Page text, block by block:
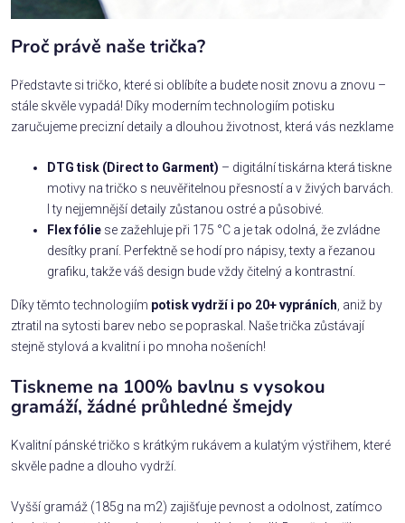
Proč právě naše trička?
Představte si tričko, které si oblíbíte a budete nosit znovu a znovu –
stále skvěle vypadá! Díky moderním technologiím potisku
zaručujeme precizní detaily a dlouhou životnost, která vás nezklame
DTG tisk (Direct to Garment) – digitální tiskárna která tiskne
motivy na tričko s neuvěřitelnou přesností a v živých barvách.
I ty nejjemnější detaily zůstanou ostré a působivé.
Flex fólie se zažehluje při 175 °C a je tak odolná, že zvládne
desítky praní. Perfektně se hodí pro nápisy, texty a řezanou
grafiku, takže váš design bude vždy čitelný a kontrastní.
Díky těmto technologiím potisk vydrží i po 20+ vypráních , aniž by
ztratil na sytosti barev nebo se popraskal. Naše trička zůstávají
stejně stylová a kvalitní i po mnoha nošeních!
Tiskneme na 100% bavlnu s vysokou
gramáží, žádné průhledné šmejdy
Kvalitní pánské tričko s krátkým rukávem a kulatým výstřihem, které
skvěle padne a dlouho vydrží.
Vyšší gramáž (185g na m2) zajišťuje pevnost a odolnost, zatímco